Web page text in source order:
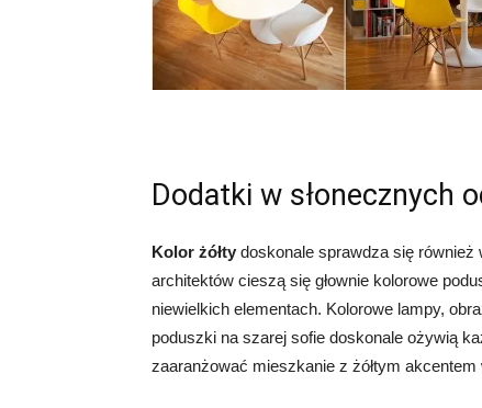
Dodatki w słonecznych
Kolor żółty doskonale sprawdza się
architektów cieszą się głownie kolorowe
niewielkich elementach. Kolorowe lampy,
poduszki na szarej sofie doskonale ożywią
zaaranżować mieszkanie z żółtym